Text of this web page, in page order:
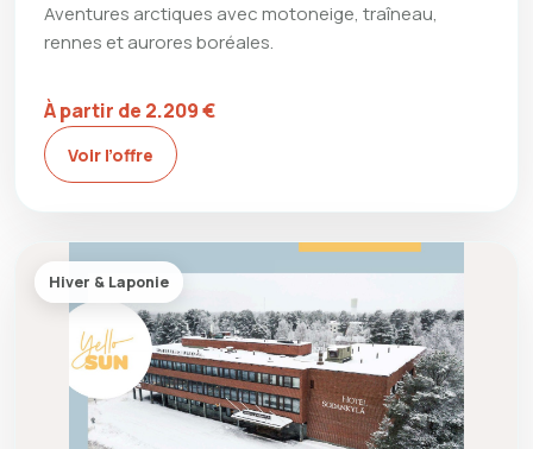
Aventures arctiques avec motoneige, traîneau,
rennes et aurores boréales.
À partir de 2.209 €
Voir l’offre
Hiver & Laponie